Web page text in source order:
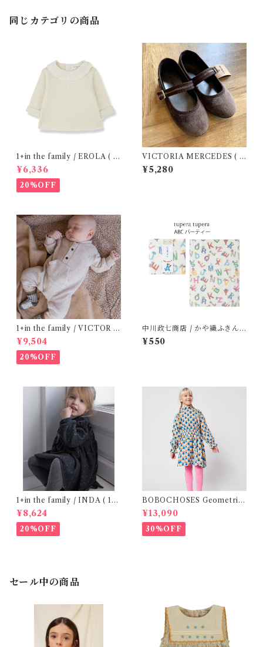
同じカテゴリの商品
1+in the family / EROLA ( 2
4m )
¥6,336
20%OFF
VICTORIA MERCEDES ( 2
9-34 / Testa )
¥5,280
1+in the family / VICTOR (
12m )
¥9,504
20%OFF
中川政七商店 / かや織ふきん (
tupera tupera ABCパーティ
ー)
¥550
1+in the family / INDA ( 12-
48m )
¥8,624
20%OFF
BOBOCHOSES Geometric
Scacs all over dress / 4-8Y
¥13,090
30%OFF
セール中の商品